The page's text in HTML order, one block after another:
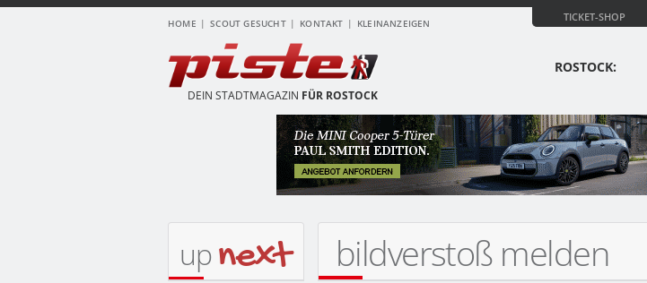
HOME SCOUT GESUCHT KONTAKT KLEINANZEIGEN TICKET-SHOP
DEIN STADTMAGAZIN FÜR ROSTOCK
ROSTOCK:
bildverstoß melden
upnext